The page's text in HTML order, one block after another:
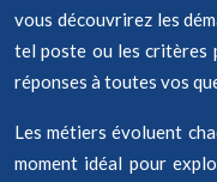
vous découvrirez les
tel poste ou les critères
réponses à toutes vos
Les métiers évoluent
moment idéal pour